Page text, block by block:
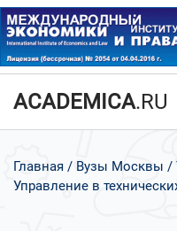
ACADEMICA.RU
Главная Вузы Москвы
Управление в
Да